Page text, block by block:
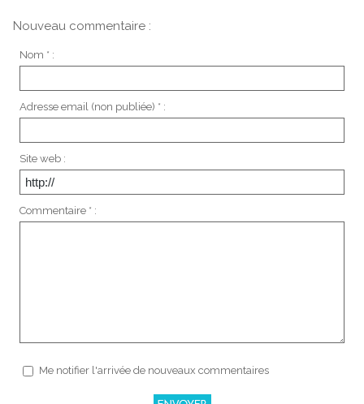
Nouveau commentaire :
Nom * :
Adresse email (non publiée) * :
Site web :
Commentaire * :
Me notifier l'arrivée de nouveaux commentaires